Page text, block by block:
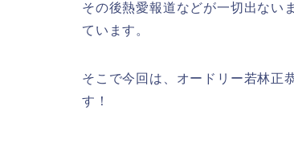
その後熱愛報道などが一切出ない
ています。
そこで今回は、オードリー若林正
す！